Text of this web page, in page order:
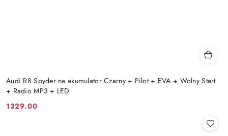
Audi R8 Spyder na akumulator Czarny + Pilot + EVA + Wolny Start
+ Radio MP3 + LED
Cena:
1329.00